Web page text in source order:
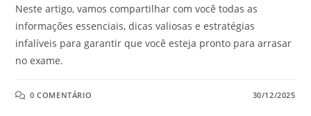
Neste artigo, vamos compartilhar com você todas as
informações essenciais, dicas valiosas e estratégias
infalíveis para garantir que você esteja pronto para arrasar
no exame.
0 COMENTÁRIO 30/12/2025